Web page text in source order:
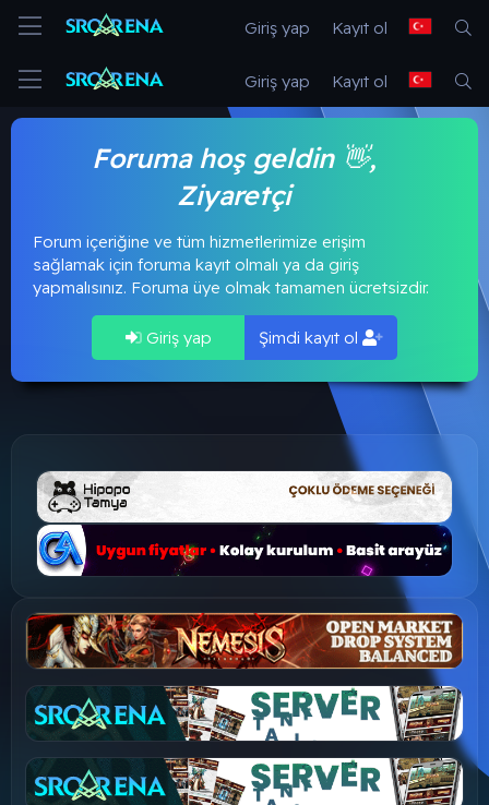
Giriş yap Kayıt ol
Giriş yap Kayıt ol
Foruma hoş geldin 👋,
Ziyaretçi
Forum içeriğine ve tüm hizmetlerimize erişim
sağlamak için foruma kayıt olmalı ya da giriş
yapmalısınız. Foruma üye olmak tamamen ücretsizdir.
Giriş yap Şimdi kayıt ol